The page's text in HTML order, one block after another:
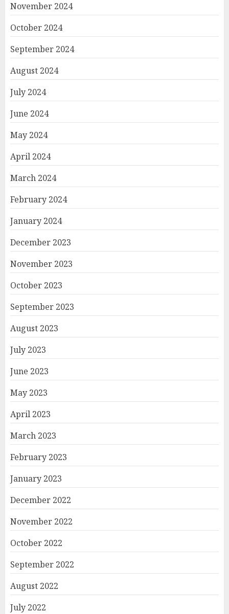
November 2024
October 2024
September 2024
August 2024
July 2024
June 2024
May 2024
April 2024
March 2024
February 2024
January 2024
December 2023
November 2023
October 2023
September 2023
August 2023
July 2023
June 2023
May 2023
April 2023
March 2023
February 2023
January 2023
December 2022
November 2022
October 2022
September 2022
August 2022
July 2022